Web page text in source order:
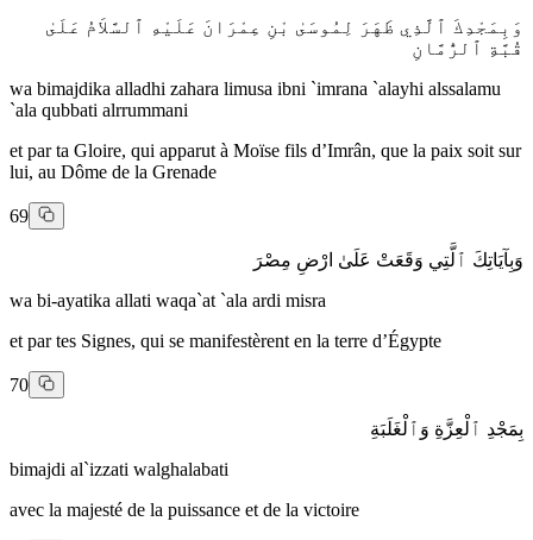
وَبِمَجْدِكَ ٱلَّذِي ظَهَرَ لِمُوسَىٰ بْنِ عِمْرَانَ عَلَيْهِ ٱلسَّلاَمُ عَلَىٰ
قُبَّةِ ٱلرُّمَّانِ
wa bimajdika alladhi zahara limusa ibni `imrana `alayhi alssalamu
`ala qubbati alrrummani
et par ta Gloire, qui apparut à Moïse fils d’Imrân, que la paix soit sur
lui, au Dôme de la Grenade
69
وَبِآيَاتِكَ ٱلَّتِي وَقَعَتْ عَلَىٰ ارْضِ مِصْرَ
wa bi-ayatika allati waqa`at `ala ardi misra
et par tes Signes, qui se manifestèrent en la terre d’Égypte
70
بِمَجْدِ ٱلْعِزَّةِ وَٱلْغَلَبَةِ
bimajdi al`izzati walghalabati
avec la majesté de la puissance et de la victoire